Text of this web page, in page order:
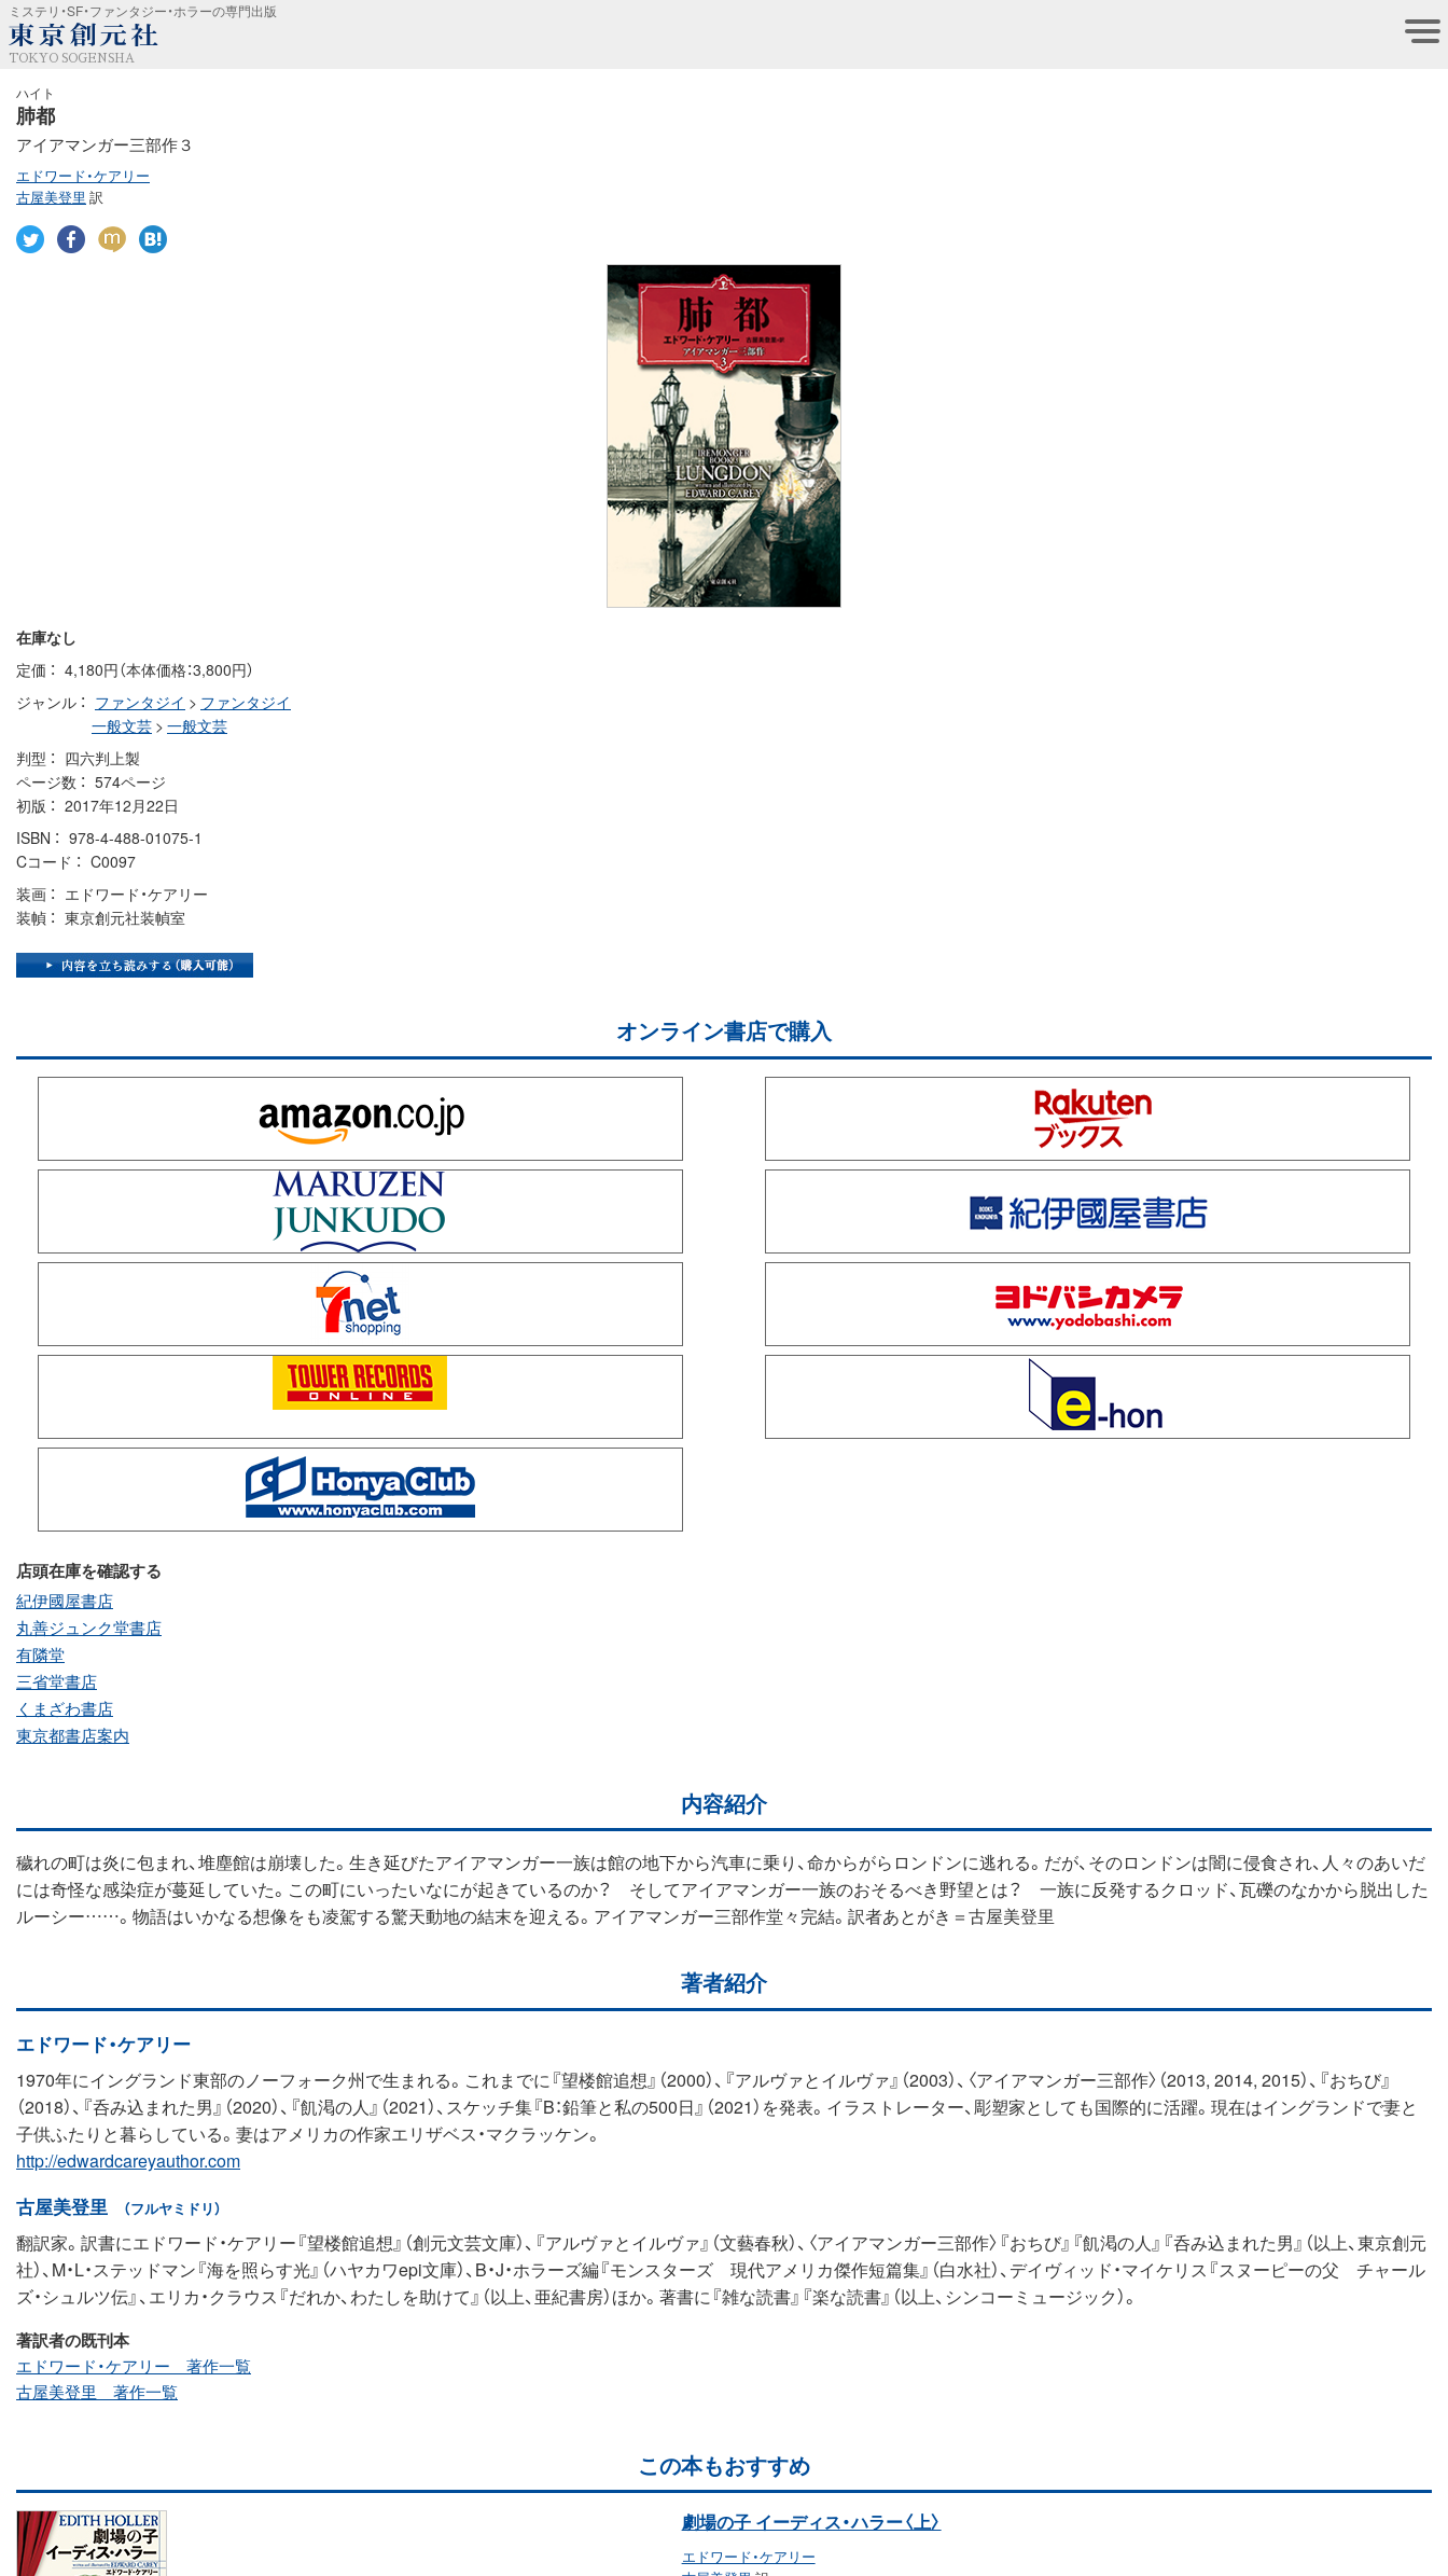
ミステリ・SF・ファンタジー・ホラーの専門出版
TOKYO SOGENSHA
ハイト
肺都
アイアマンガー三部作３
エドワード・ケアリー
古屋美登里 訳
在庫なし
定価
4,180円（本体価格：3,800円）
ジャンル
ファンタジイ > ファンタジイ
一般文芸 > 一般文芸
判型
四六判上製
ページ数
574ページ
初版
2017年12月22日
ISBN
978-4-488-01075-1
Cコード
C0097
装画
エドワード・ケアリー
装幀
東京創元社装幀室
オンライン書店で購入
店頭在庫を確認する
紀伊國屋書店
丸善ジュンク堂書店
有隣堂
三省堂書店
くまざわ書店
東京都書店案内
内容紹介
穢れの町は炎に包まれ、堆塵館は崩壊した。生き延びたアイアマンガー一族は館の地下から汽車に乗り、命からがらロンドンに逃れる。だが、そのロンドンは闇に侵食され、人々のあいだ
には奇怪な感染症が蔓延していた。この町にいったいなにが起きているのか？ そしてアイアマンガー一族のおそるべき野望とは？ 一族に反発するクロッド、瓦礫のなかから脱出した
ルーシー……。物語はいかなる想像をも凌駕する驚天動地の結末を迎える。アイアマンガー三部作堂々完結。訳者あとがき＝古屋美登里
著者紹介
エドワード・ケアリー
1970年にイングランド東部のノーフォーク州で生まれる。これまでに『望楼館追想』（2000）、『アルヴァとイルヴァ』（2003）、〈アイアマンガー三部作〉（2013, 2014, 2015）、『おちび』
（2018）、『呑み込まれた男』（2020）、『飢渇の人』（2021）、スケッチ集『B：鉛筆と私の500日』（2021）を発表。イラストレーター、彫塑家としても国際的に活躍。現在はイングランドで妻と
子供ふたりと暮らしている。妻はアメリカの作家エリザベス・マクラッケン。
http://edwardcareyauthor.com
古屋美登里 （フルヤミドリ）
翻訳家。訳書にエドワード・ケアリー『望楼館追想』（創元文芸文庫）、『アルヴァとイルヴァ』（文藝春秋）、〈アイアマンガー三部作〉『おちび』『飢渇の人』『呑み込まれた男』（以上、東京創元
社）、M・L・ステッドマン『海を照らす光』（ハヤカワepi文庫）、B・J・ホラーズ編『モンスターズ 現代アメリカ傑作短篇集』（白水社）、デイヴィッド・マイケリス『スヌーピーの父 チャール
ズ・シュルツ伝』、エリカ・クラウス『だれか、わたしを助けて』（以上、亜紀書房）ほか。著書に『雑な読書』『楽な読書』（以上、シンコーミュージック）。
著訳者の既刊本
エドワード・ケアリー 著作一覧
古屋美登里 著作一覧
この本もおすすめ
劇場の子 イーディス・ハラー〈上〉
エドワード・ケアリー